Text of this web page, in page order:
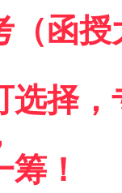
（函
选择
！